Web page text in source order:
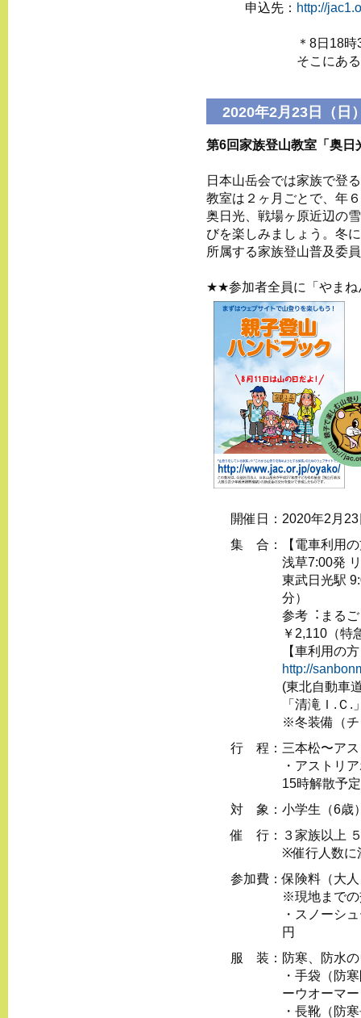
申込先： http://
＊8日18
そこにあ
2020年2月23日（日
第6回家族登山教室「奥⽇
⽇本⼭岳会では家族で登
教室は２ヶ⽉ごとで、年
奥⽇光、戦場ヶ原近辺の
びを楽しみましょう。冬
所属する家族登⼭普及委
★★参加者全員に「やま
開催日： 2020年2⽉
集 合：
【電⾞利⽤
浅草7:00発
東武⽇光駅
分）
参考︓まる
￥2,110（特
【⾞利⽤の
http://
(東北自動車
「清滝Ｉ.Ｃ
※冬装備（チ
行 程： 三本松〜ア
・アストリ
15時解散予定
対 象： ⼩学⽣（6歳
催 行：
３家族以上
※催⾏⼈数に
参加費：保険料（⼤
※現地までの
・スノーシ
円
服 装： 防寒、防⽔
・⼿袋（防
ーウオーマー
・⻑靴（防